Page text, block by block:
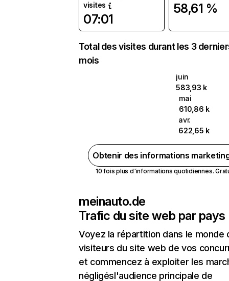
visites
07:01
58,61 %
Total des visites durant les 3
mois
juin
583,93 k
mai
610,86 k
avr.
622,65 k
Obtenir des informations
10 fois plus d'informations quotidiennes.
meinauto.de
Trafic du site web par pays
Voyez la répartition dans le monde
visiteurs du site web de vos
et commencez à exploiter les
négligésl'audience principale de